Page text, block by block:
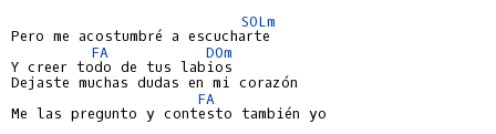
SOLm
Pero me acostumbré a escucharte
FA
DOm
Y creer todo de tus labios
Dejaste muchas dudas en mi corazón
FA
Me las pregunto y contesto también yo